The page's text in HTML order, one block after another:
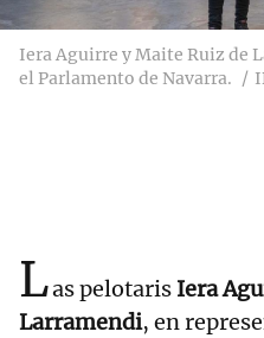
Iera Aguirre y Maite Ruiz de
el Parlamento de Navarra.
Las pelotaris Iera
Larramendi, en